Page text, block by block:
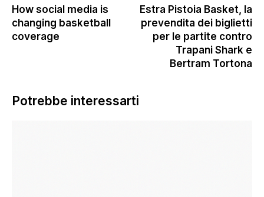
How social media is
changing basketball
coverage
Estra Pistoia Basket, la
prevendita dei biglietti
per le partite contro
Trapani Shark e
Bertram Tortona
Potrebbe interessarti